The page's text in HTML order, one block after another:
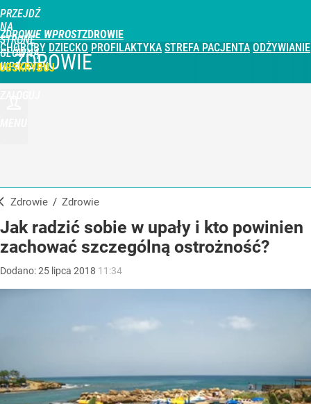
PRZEJDŹ
NA
STRONĘ
GŁÓWNĄ
WPROST.PL
ZDROWIE WPROST
CHOROBY DZIECKO PROFILAKTYKA STREFA PACJENTA ODŻYWIANIE
ZDROWIE
Zdrowie / Zdrowie
Jak radzić sobie w upały i kto powinien
zachować szczególną ostrożność?
Dodano:25 lipca 2018 11:34